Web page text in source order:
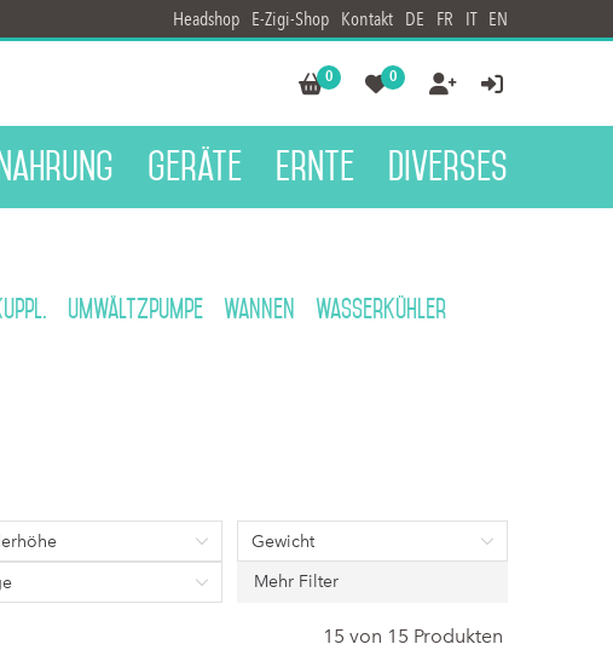
Headshop E-Zigi-Shop Kontakt DE FR IT EN
0 0  
Nahrung Geräte Ernte Diverses
Umwältzpumpe Wannen
Wasserkühler
Gewicht
Mehr Filter
15 von 15 Produkten